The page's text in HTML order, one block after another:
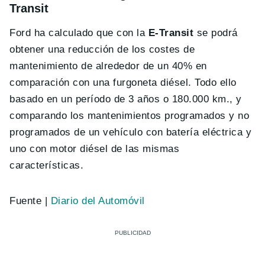
Transit
Ford ha calculado que con la E-Transit se podrá
obtener una reducción de los costes de
mantenimiento de alrededor de un 40% en
comparación con una furgoneta diésel. Todo ello
basado en un período de 3 años o 180.000 km., y
comparando los mantenimientos programados y no
programados de un vehículo con batería eléctrica y
uno con motor diésel de las mismas
características.
Fuente | Diario del Automóvil